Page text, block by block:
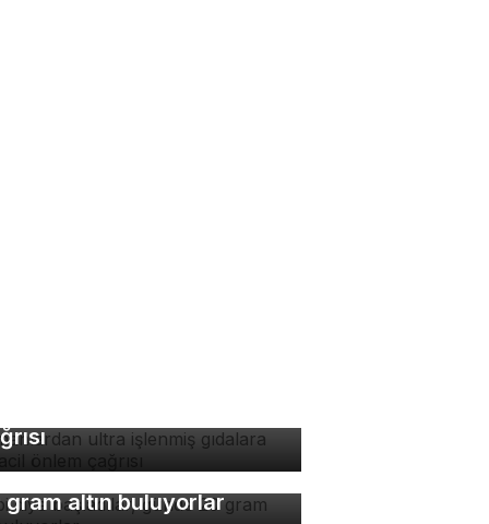
diye başladılar, günde
gram altın buluyorlar
isim açıkladı: